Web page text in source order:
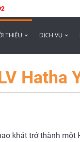
THIỆU DỊCH VỤ
Hatha
khát trở thành